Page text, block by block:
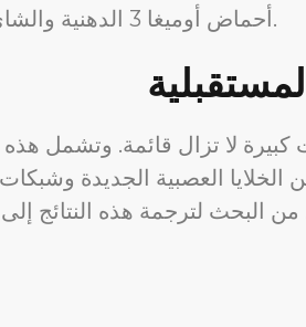
أحماض أوميغا 3 الدهنية والشاي الأخضر والكركمين.
لا تزال قائمة. وتشمل هذه
الخلايا العصبية الجديدة